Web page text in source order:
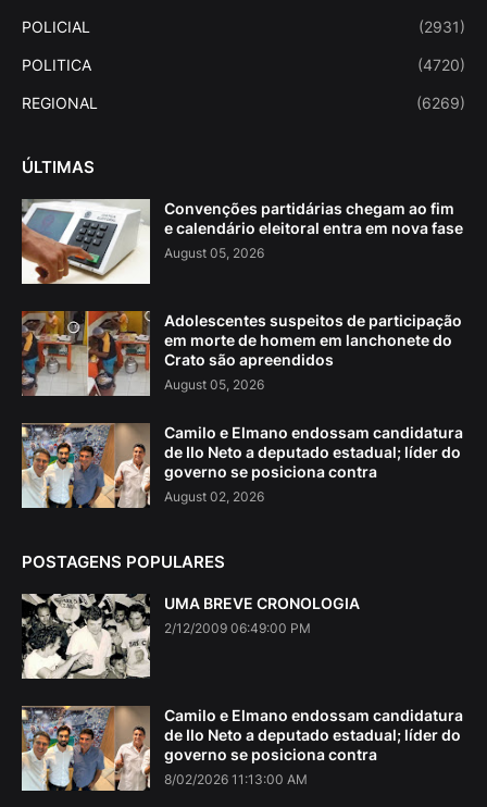
POLICIAL (2931)
POLITICA (4720)
REGIONAL (6269)
ÚLTIMAS
Convenções partidárias chegam ao fim
e calendário eleitoral entra em nova fase
August 05, 2026
Adolescentes suspeitos de participação
em morte de homem em lanchonete do
Crato são apreendidos
August 05, 2026
Camilo e Elmano endossam candidatura
de Ilo Neto a deputado estadual; líder do
governo se posiciona contra
August 02, 2026
POSTAGENS POPULARES
UMA BREVE CRONOLOGIA
2/12/2009 06:49:00 PM
Camilo e Elmano endossam candidatura
de Ilo Neto a deputado estadual; líder do
governo se posiciona contra
8/02/2026 11:13:00 AM